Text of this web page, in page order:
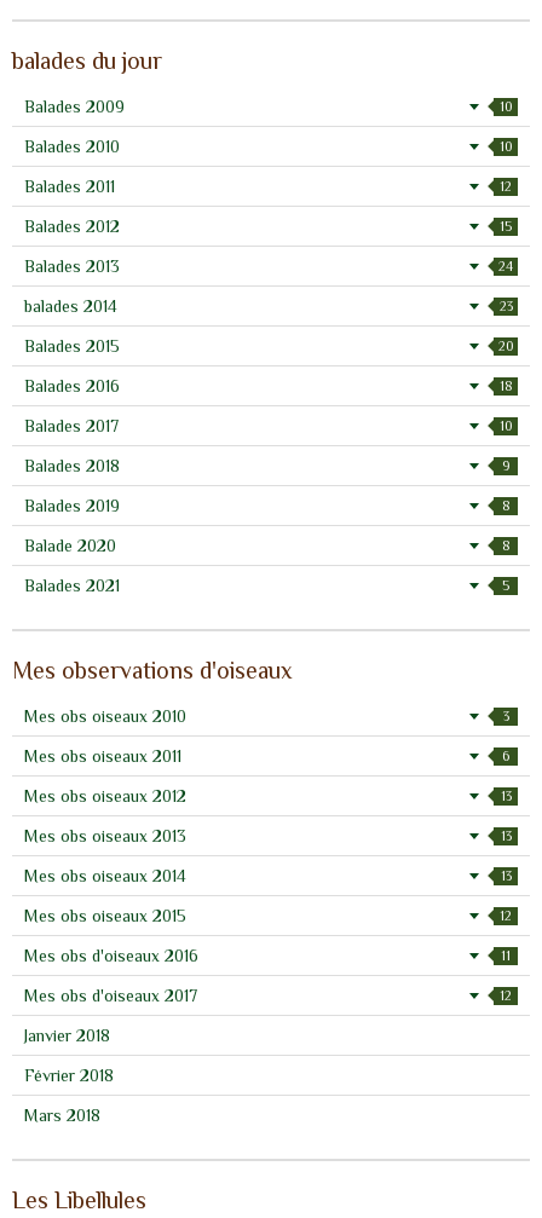
balades du jour
Balades 2009 10
Balades 2010 10
Balades 2011 12
Balades 2012 15
Balades 2013 24
balades 2014 23
Balades 2015 20
Balades 2016 18
Balades 2017 10
Balades 2018 9
Balades 2019 8
Balade 2020 8
Balades 2021 5
Mes observations d'oiseaux
Mes obs oiseaux 2010 3
Mes obs oiseaux 2011 6
Mes obs oiseaux 2012 13
Mes obs oiseaux 2013 13
Mes obs oiseaux 2014 13
Mes obs oiseaux 2015 12
Mes obs d'oiseaux 2016 11
Mes obs d'oiseaux 2017 12
Janvier 2018
Février 2018
Mars 2018
Les Libellules